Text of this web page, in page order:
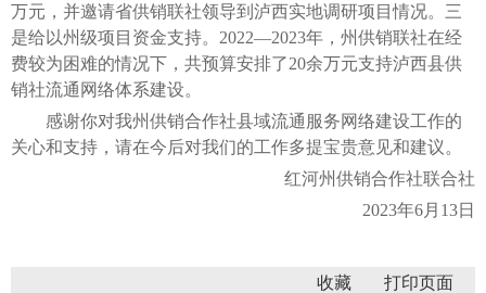
万元，并邀请省供销联社领导到泸西实地调研项目情况。三
是给以州级项目资金支持。2022—2023年，州供销联社在经
费较为困难的情况下，共预算安排了20余万元支持泸西县供
销社流通网络体系建设。
感谢你对我州供销合作社县域流通服务网络建设工作的
关心和支持，请在今后对我们的工作多提宝贵意见和建议。
红河州供销合作社联合社
2023年6月13日
收藏